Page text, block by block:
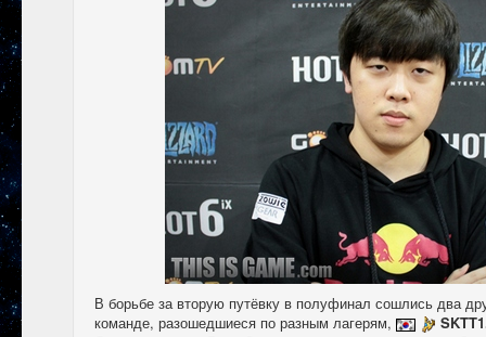
В борьбе за вторую путёвку в полуфинал сошлись два
команде, разошедшиеся по разным лагерям,